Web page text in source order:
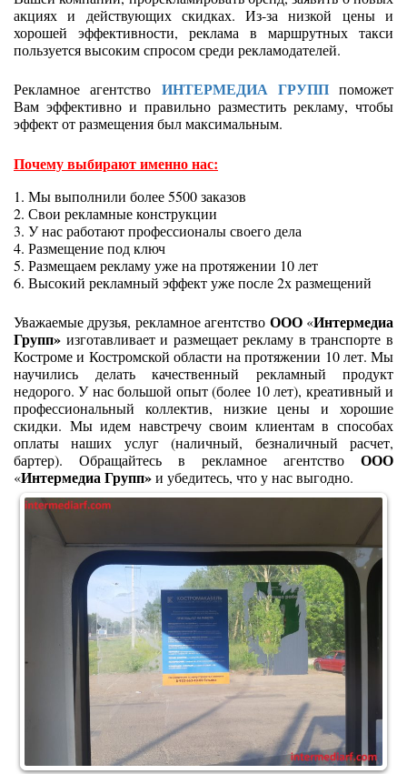
акциях и действующих скидках. Из-за низкой цены и
хорошей эффективности, реклама в маршрутных такси
пользуется высоким спросом среди рекламодателей.
Рекламное агентство ИНТЕРМЕДИА ГРУПП поможет
Вам эффективно и правильно разместить рекламу, чтобы
эффект от размещения был максимальным.
Почему выбирают именно нас:
1. Мы выполнили более 5500 заказов
2. Свои рекламные конструкции
3. У нас работают профессионалы своего дела
4. Размещение под ключ
5. Размещаем рекламу уже на протяжении 10 лет
6. Высокий рекламный эффект уже после 2х размещений
Уважаемые друзья, рекламное агентство ООО«Интермедиа
Групп» изготавливает и размещает рекламу в транспорте в
Костроме и Костромской области на протяжении 10 лет. Мы
научились делать качественный рекламный продукт
недорого. У нас большой опыт (более 10 лет), креативный и
профессиональный коллектив, низкие цены и хорошие
скидки. Мы идем навстречу своим клиентам в способах
оплаты наших услуг (наличный, безналичный расчет,
бартер). Обращайтесь в рекламное агентство ООО
«Интермедиа Групп»и убедитесь, что у нас выгодно.